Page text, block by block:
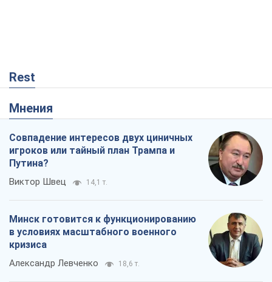
Rest
Мнения
Совпадение интересов двух циничных
игроков или тайный план Трампа и
Путина?
Виктор Швец 14,1 т.
Минск готовится к функционированию
в условиях масштабного военного
кризиса
Александр Левченко 18,6 т.